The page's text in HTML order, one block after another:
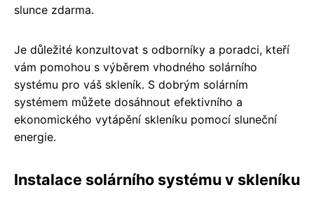
slunce zdarma.
Je důležité konzultovat s odborníky a poradci, kteří
vám pomohou s výběrem vhodného solárního
systému pro váš skleník. S dobrým solárním
systémem můžete dosáhnout efektivního a
ekonomického vytápění skleníku pomocí sluneční
energie.
Instalace solárního systému v skleníku